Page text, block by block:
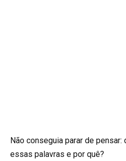
Não conseguia parar de
essas palavras e por quê?